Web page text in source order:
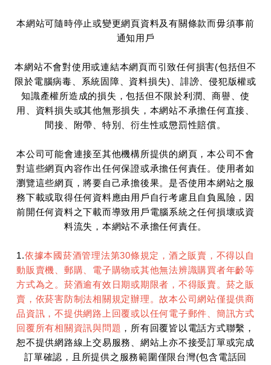
本網站可隨時停止或變更網頁資料及有關條款而毋須事前
通知用戶
本網站不會對使用或連結本網頁而引致任何損害(包括但不
限於電腦病毒、系統固障、資料損失)、誹謗、侵犯版權或
知識產權所造成的損失，包括但不限於利潤、商譽、使
用、資料損失或其他無形損失，本網站不承擔任何直接、
間接、附帶、特別、衍生性或懲罰性賠償。
本公司可能會連接至其他機構所提供的網頁，本公司不會
對這些網頁內容作出任何保證或承擔任何責任。使用者如
瀏覽這些網頁，將要自己承擔後果。是否使用本網站之服
務下載或取得任何資料應由用戶自行考慮且自負風險，因
前開任何資料之下載而導致用戶電腦系統之任何損壞或資
料流失，本網站不承擔任何責任。
1.依據本國菸酒管理法第30條規定，酒之販賣，不得以自
動販賣機、郵購、電子購物或其他無法辨識購買者年齡等
方式為之。菸酒逾有效日期或期限者，不得販賣。菸之販
賣，依菸害防制法相關規定辦理。故本公司網站僅提供商
品資訊，不提供網路上回覆或以任何電子郵件、簡訊方式
回覆所有相關資訊與問題 ，所有回覆皆以電話方式聯繫，
恕不提供網路線上交易服務、網站上亦不接受訂單或完成
訂單確認，且所提供之服務範圍僅限台灣(包含電話回